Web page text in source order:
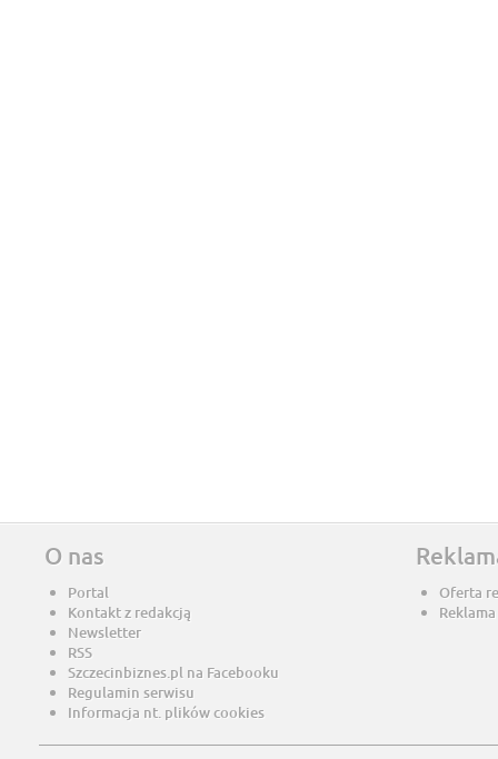
O nas
Portal
Kontakt z redakcją
Newsletter
RSS
Szczecinbiznes.pl na Facebooku
Regulamin serwisu
Informacja nt. plików cookies
Oferta